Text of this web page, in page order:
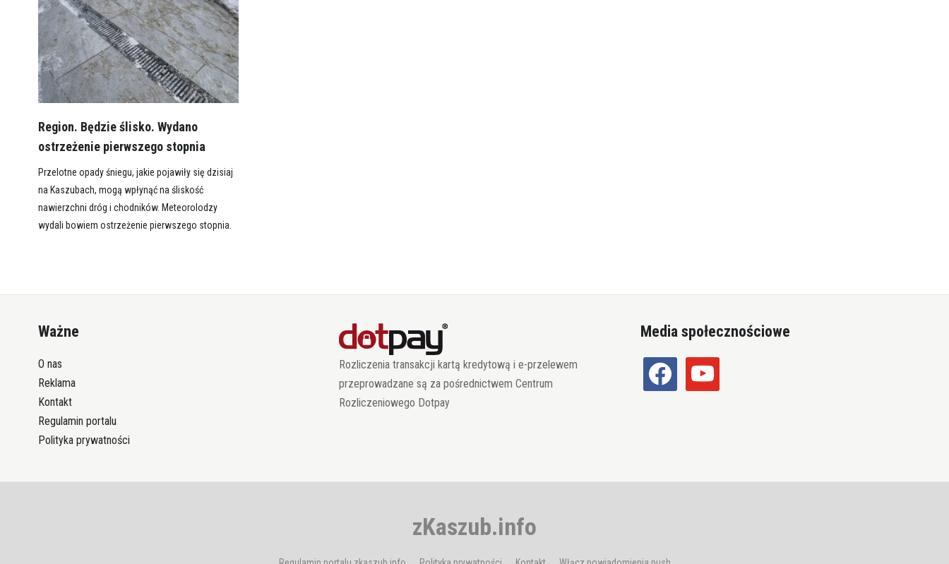
Region. Będzie ślisko. Wydano
ostrzeżenie pierwszego stopnia
Przelotne opady śniegu, jakie pojawiły się dzisiaj
na Kaszubach, mogą wpłynąć na śliskość
nawierzchni dróg i chodników. Meteorolodzy
wydali bowiem ostrzeżenie pierwszego stopnia.
Ważne
O nas
Reklama
Kontakt
Regulamin portalu
Polityka prywatności
Rozliczenia transakcji kartą kredytową i e-przelewem
przeprowadzane są za pośrednictwem Centrum
Rozliczeniowego Dotpay
Media społecznościowe
facebook youtube
zKaszub.info